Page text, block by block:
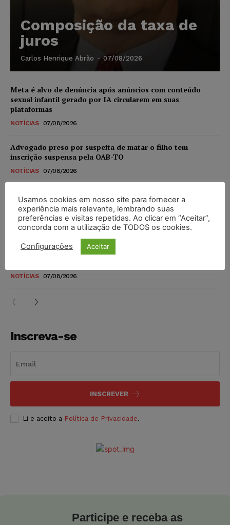
Composição da taxa de
juros
Carlos Henrique Abrão - 07/08/2026
Meta é alvo de denúncia após anúncios com conteúdo
sexual infantil gerado por IA circularem em suas
plataformas
NOTÍCIAS 07/08/2026
Advogado preso por suspeita de matar o filho tem
inscrição suspensa pela OAB-TO
NOTÍCIAS 07/08/2026
STF amplia isenção de IBS e CBS na compra de veículos
novos para pessoas com deficiência e autistas de todos os
níveis
DIREITO TRIBUTÁRIO 07/08/2026
Justiça do Trabalho mantém justa causa de empregado que
NOTÍCIAS 07/08/2026
Inscreva-se
INSCREVER
Li e aceito a Política de Privacidade.
Participe e receba as
Usamos cookies em nosso site para fornecer a
experiência mais relevante, lembrando suas
preferências e visitas repetidas. Ao clicar em “Aceitar”,
concorda com a utilização de TODOS os cookies.
Configurações Aceitar